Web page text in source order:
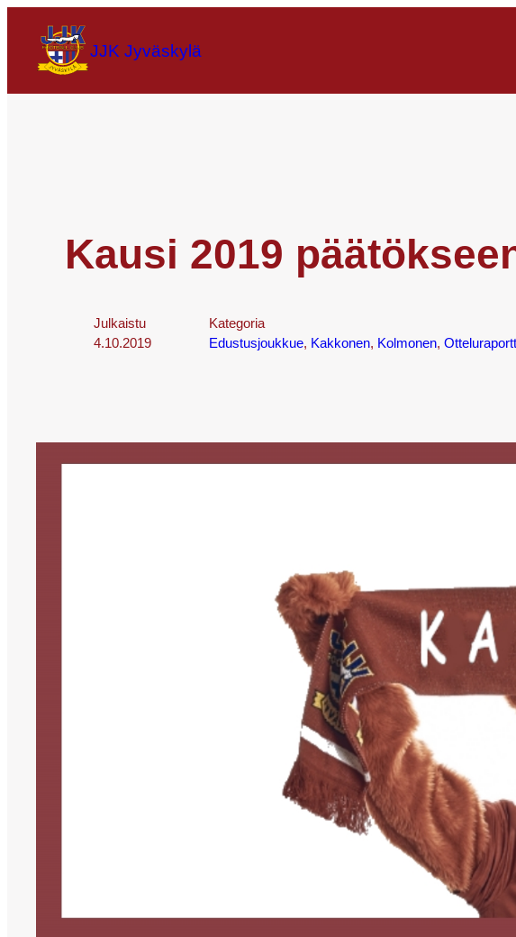
JJK Jyväskylä
Kausi 2019
Julkaistu
4.10.2019
Kategoria
Edustusjoukkue, Kakkonen, Kolmonen,